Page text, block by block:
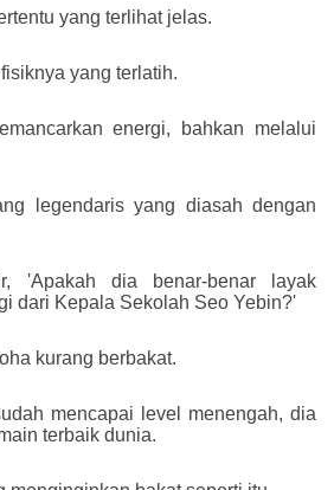
yang terlihat jelas.
yang terlatih.
energi, bahkan melalui
legendaris yang diasah dengan
'Apakah dia benar-benar layak
dari Kepala Sekolah Seo Yebin?'
kurang berbakat.
mencapai level menengah, dia
terbaik dunia.